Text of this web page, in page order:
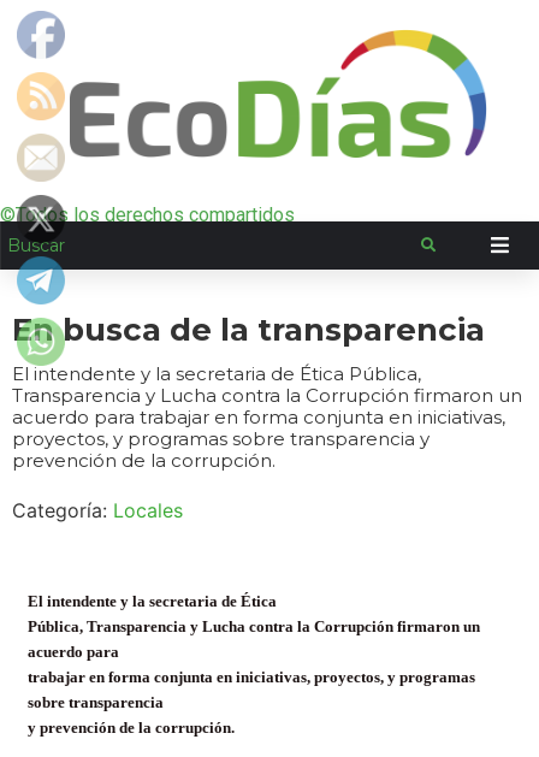
©Todos los derechos compartidos
En busca de la transparencia
El intendente y la secretaria de Ética Pública,
Transparencia y Lucha contra la Corrupción firmaron un
acuerdo para trabajar en forma conjunta en iniciativas,
proyectos, y programas sobre transparencia y
prevención de la corrupción.
Categoría: Locales
El intendente y la secretaria de Ética
Pública, Transparencia y Lucha contra la Corrupción firmaron un
acuerdo para
trabajar en forma conjunta en iniciativas, proyectos, y programas
sobre transparencia
y prevención de la corrupción.